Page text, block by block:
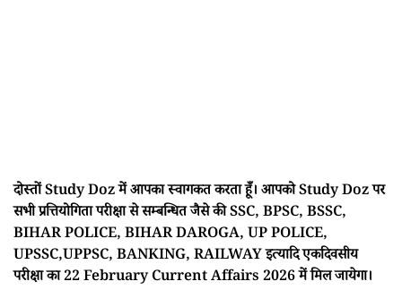
दोस्तों Study Doz में आपका स्वागकत करता हूँ। आपको Study Doz पर
सभी प्रत्तियोगिता परीक्षा से सम्बन्धित जैसे की SSC, BPSC, BSSC,
BIHAR POLICE, BIHAR DAROGA, UP POLICE,
UPSSC,UPPSC, BANKING, RAILWAY इत्यादि एकदिवसीय
परीक्षा का 22 February Current Affairs 2026 में मिल जायेगा।